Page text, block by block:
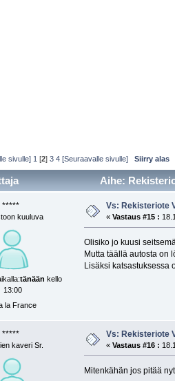
sivulle] 1 [2]3 4 [Seuraavalle sivulle] Siirry alas
Aihe:
*****
kuuluva
tänään kello
13:00
la France
Vs: Rekisteriote
«Vastaus #15 :
Olisiko jo kuusi
Mutta täällä autosta on
Lisäksi katsastuksessa
*****
kaveri Sr.
Vs: Rekisteriote
«Vastaus #16 :
Mitenkähän jos pitää